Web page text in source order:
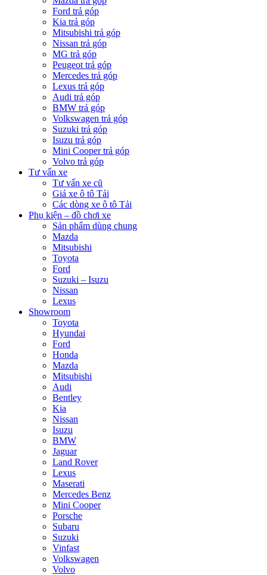
Ford trả góp
Kia trả góp
Mitsubishi trả góp
Nissan trả góp
MG trả góp
Peugeot trả góp
Mercedes trả góp
Lexus trả góp
Audi trả góp
BMW trả góp
Volkswagen trả góp
Suzuki trả góp
Isuzu trả góp
Mini Cooper trả góp
Volvo trả góp
Tư vấn xe
Tư vấn xe cũ
Giá xe ô tô Tải
Các dòng xe ô tô Tải
Phụ kiện – đồ chơi xe
Sản phẩm dùng chung
Mazda
Mitsubishi
Toyota
Ford
Suzuki – Isuzu
Nissan
Lexus
Showroom
Toyota
Hyundai
Ford
Honda
Mazda
Mitsubishi
Audi
Bentley
Kia
Nissan
Isuzu
BMW
Jaguar
Land Rover
Lexus
Maserati
Mercedes Benz
Mini Cooper
Porsche
Subaru
Suzuki
Vinfast
Volkswagen
Volvo